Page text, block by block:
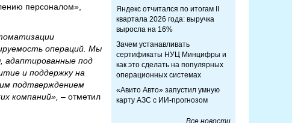
персоналом»,
операций. Мы
адаптированные под
и поддержку на
подтверждением
компаний», – отметил
Яндекс отчитался по итогам II
квартала 2026 года: выручка
выросла на 16%
Зачем устанавливать
сертификаты НУЦ Минцифры и
как это сделать на популярных
операционных системах
«Авито Авто» запустил умную
карту АЗС с ИИ-прогнозом
Все новости